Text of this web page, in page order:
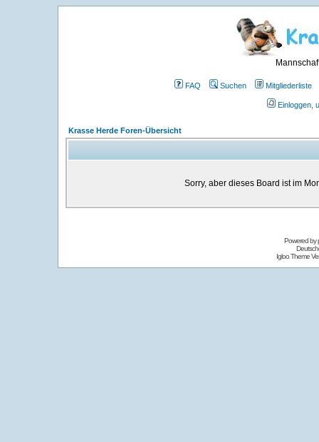
FAQ Suchen Mitgliederliste
Einloggen,
Krasse Herde Foren-Übersicht
Sorry, aber dieses Board ist im
Powered by
Igloo Theme